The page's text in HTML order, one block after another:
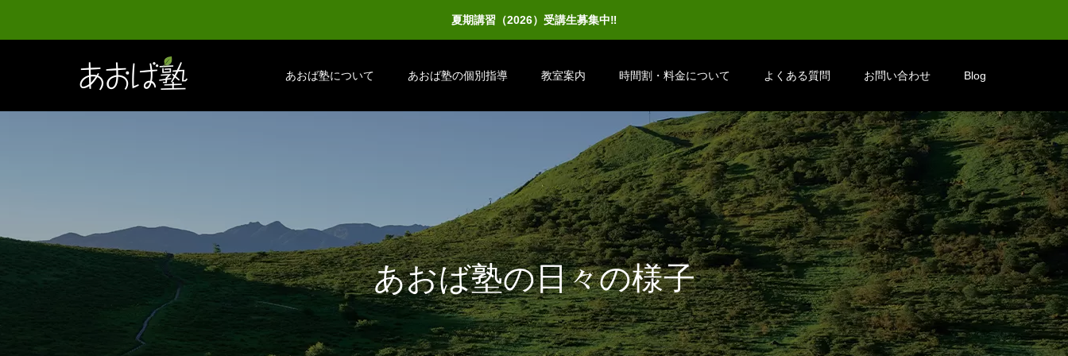
夏期講習（2026）受講生募集中‼
あおば塾について あおば塾の個別指導 教室案内 時間割・料金について よくある質問 お問い合わせ Blog
あおば塾の日々の様子